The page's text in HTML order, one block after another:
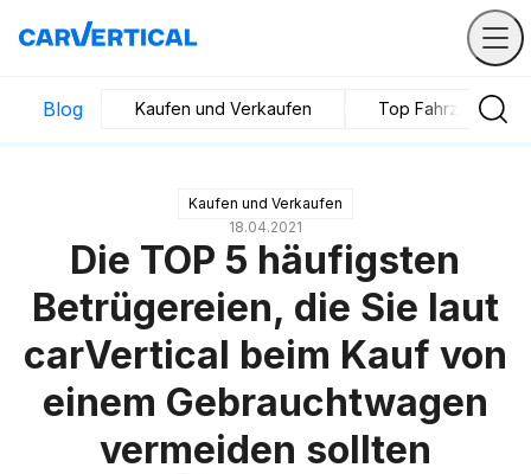
Blog Kaufen und Verkaufen Top Fahrzeuge
Kaufen und Verkaufen
18.04.2021
Die TOP 5 häufigsten
Betrügereien, die Sie laut
carVertical beim Kauf von
einem Gebrauchtwagen
vermeiden sollten